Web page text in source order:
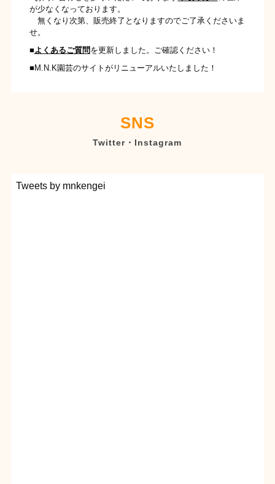
が少なくなっております。
無くなり次第、販売終了となりますのでご了承くださいま
せ。
■ よくあるご質問を更新しました。ご確認ください！
■M.N.K園芸のサイトがリニューアルいたしました！
SNS
Twitter・Instagram
Tweets by mnkengei